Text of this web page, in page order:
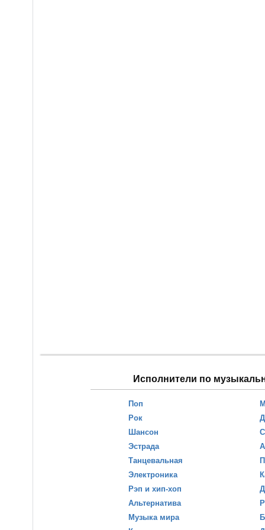
Исполнители по
Поп
Рок
Шансон
Эстрада
Танцевальная
Электроника
Рэп и хип-хоп
Альтернатива
Музыка мира